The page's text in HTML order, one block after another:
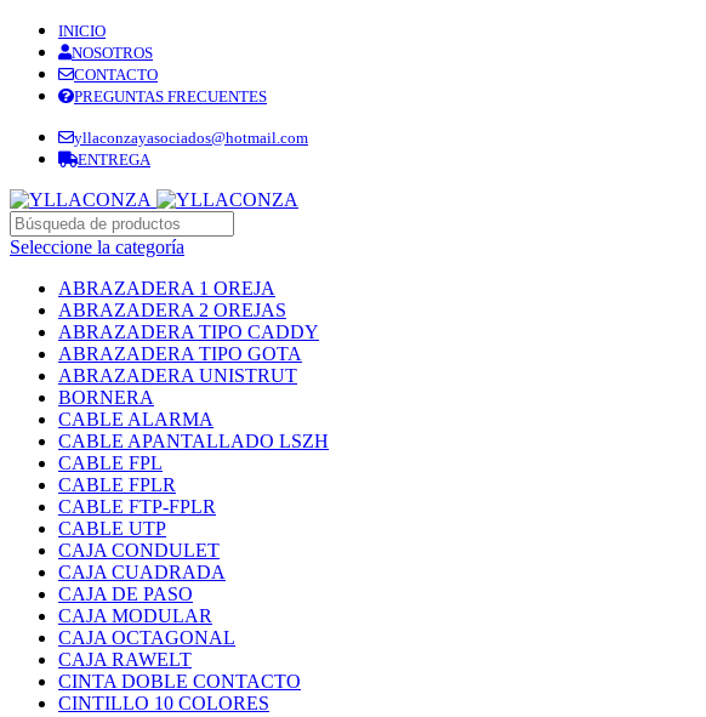
INICIO
NOSOTROS
CONTACTO
PREGUNTAS FRECUENTES
yllaconzayasociados@hotmail.com
ENTREGA
Seleccione la categoría
ABRAZADERA 1 OREJA
ABRAZADERA 2 OREJAS
ABRAZADERA TIPO CADDY
ABRAZADERA TIPO GOTA
ABRAZADERA UNISTRUT
BORNERA
CABLE ALARMA
CABLE APANTALLADO LSZH
CABLE FPL
CABLE FPLR
CABLE FTP-FPLR
CABLE UTP
CAJA CONDULET
CAJA CUADRADA
CAJA DE PASO
CAJA MODULAR
CAJA OCTAGONAL
CAJA RAWELT
CINTA DOBLE CONTACTO
CINTILLO 10 COLORES